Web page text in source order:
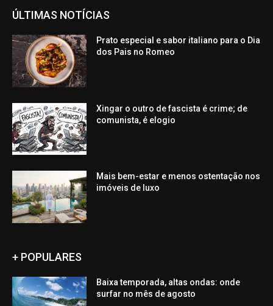
ÚLTIMAS NOTÍCIAS
Prato especial e sabor italiano para o Dia
dos Pais no Romeo
Xingar o outro de fascista é crime; de
comunista, é elogio
Mais bem-estar e menos ostentação nos
imóveis de luxo
+ POPULARES
Baixa temporada, altas ondas: onde
surfar no mês de agosto